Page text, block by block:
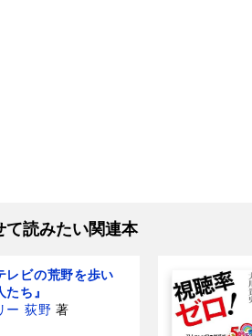
て読みたい関連本
レビの荒野を歩い
たち』
ー 荻野 著